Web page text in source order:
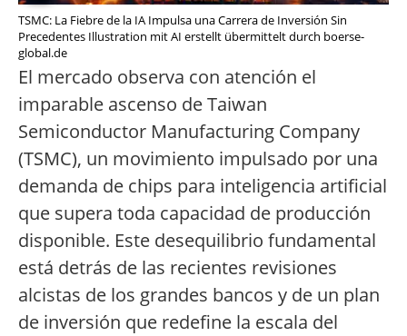
TSMC: La Fiebre de la IA Impulsa una Carrera de Inversión Sin
Precedentes Illustration mit AI erstellt übermittelt durch boerse-
global.de
El mercado observa con atención el
imparable ascenso de Taiwan
Semiconductor Manufacturing Company
(TSMC), un movimiento impulsado por una
demanda de chips para inteligencia artificial
que supera toda capacidad de producción
disponible. Este desequilibrio fundamental
está detrás de las recientes revisiones
alcistas de los grandes bancos y de un plan
de inversión que redefine la escala del